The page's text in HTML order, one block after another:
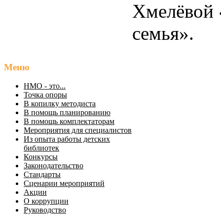
Хмелёвой
семья».
Меню
НМО - это...
Точка опоры
В копилку методиста
В помощь планированию
В помощь комплектаторам
Мероприятия для специалистов
Из опыта работы детских
библиотек
Конкурсы
Законодательство
Стандарты
Сценарии мероприятий
Акции
О коррупции
Руководство